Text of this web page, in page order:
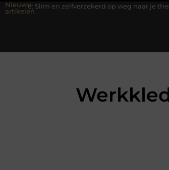
Nieuwe
artikelen
en zelfverzekerd op weg naar je theorie-examen